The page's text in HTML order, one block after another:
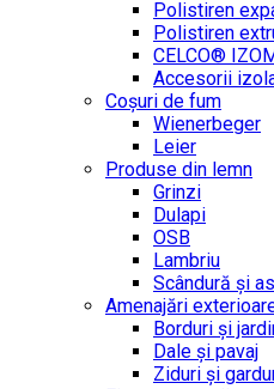
Polistiren
Polistiren
CELCO®
Accesorii
Coșuri de fum
Wienerbeger
Leier
Produse din lemn
Grinzi
Dulapi
OSB
Lambriu
Scândură și
Amenajări
Borduri și
Dale și pavaj
Ziduri și